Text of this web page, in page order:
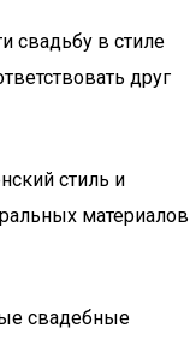
свадьбу в стиле
друг
стиль и
материалов
свадебные